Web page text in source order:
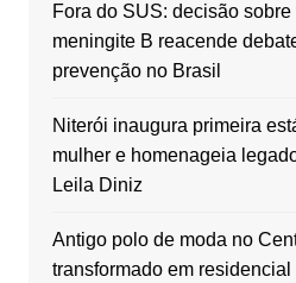
Fora do SUS: decisão
meningite B reacende
prevenção no Brasil
Niterói inaugura primeira
mulher e homenageia
Leila Diniz
Antigo polo de moda no
transformado em residencial